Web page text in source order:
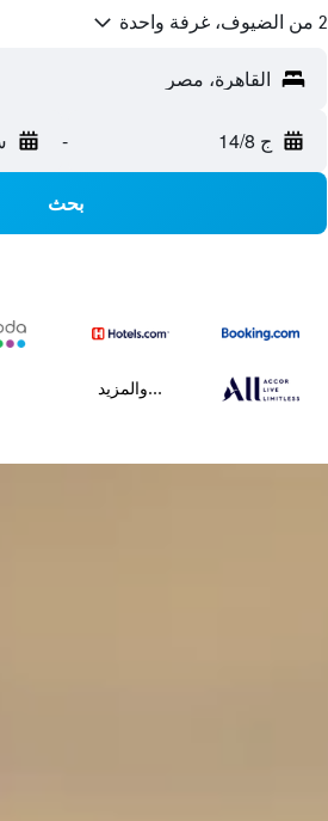
2 من الضيوف، غرفة واحدة
ج 14/8 -
بحث
...والمزيد